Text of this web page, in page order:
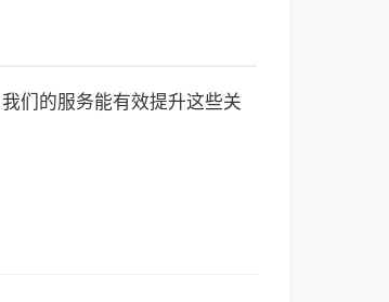
们的服务能有效提升这些关